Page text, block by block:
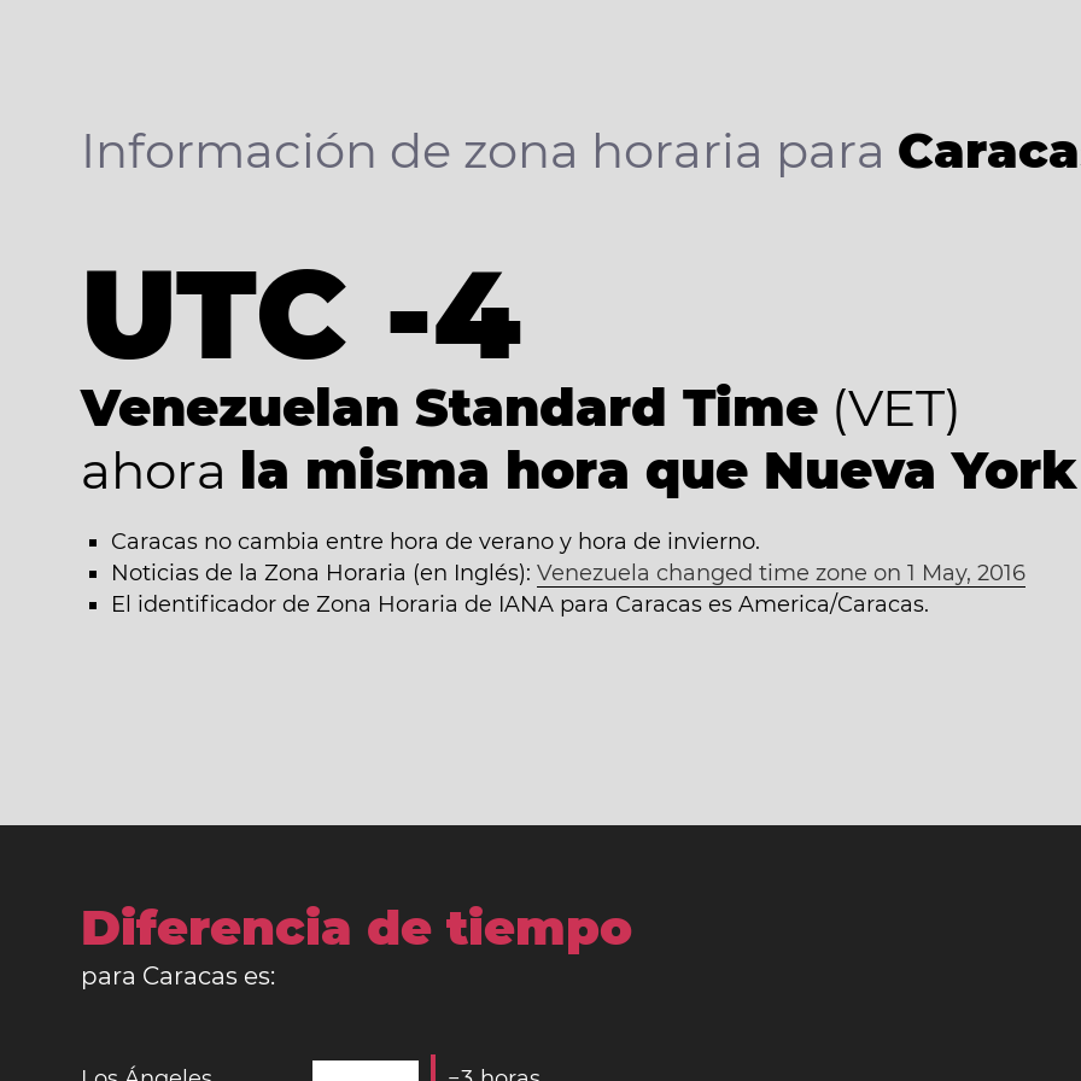
Información de zona horaria para
UTC -4
Venezuelan Standard Time (VET)
ahora la misma hora que Nueva York
Caracas no cambia entre hora de verano y hora de invierno.
Noticias de la Zona Horaria (en Inglés):Venezuela changed time zone on 1 May, 2016
El identificador de Zona Horaria de IANA para Caracas es America/Caracas.
Diferencia de tiempo
para Caracas es: